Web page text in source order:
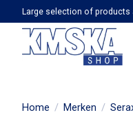
Large selection of products
Home / Merken /